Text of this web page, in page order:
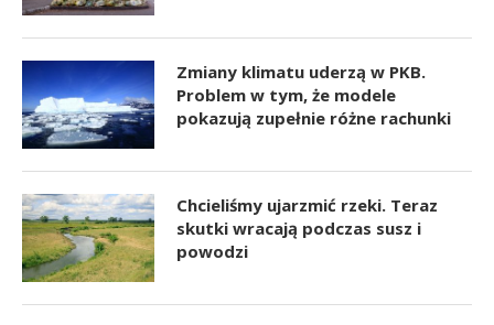
Zmiany klimatu uderzą w PKB.
Problem w tym, że modele
pokazują zupełnie różne rachunki
Chcieliśmy ujarzmić rzeki. Teraz
skutki wracają podczas susz i
powodzi